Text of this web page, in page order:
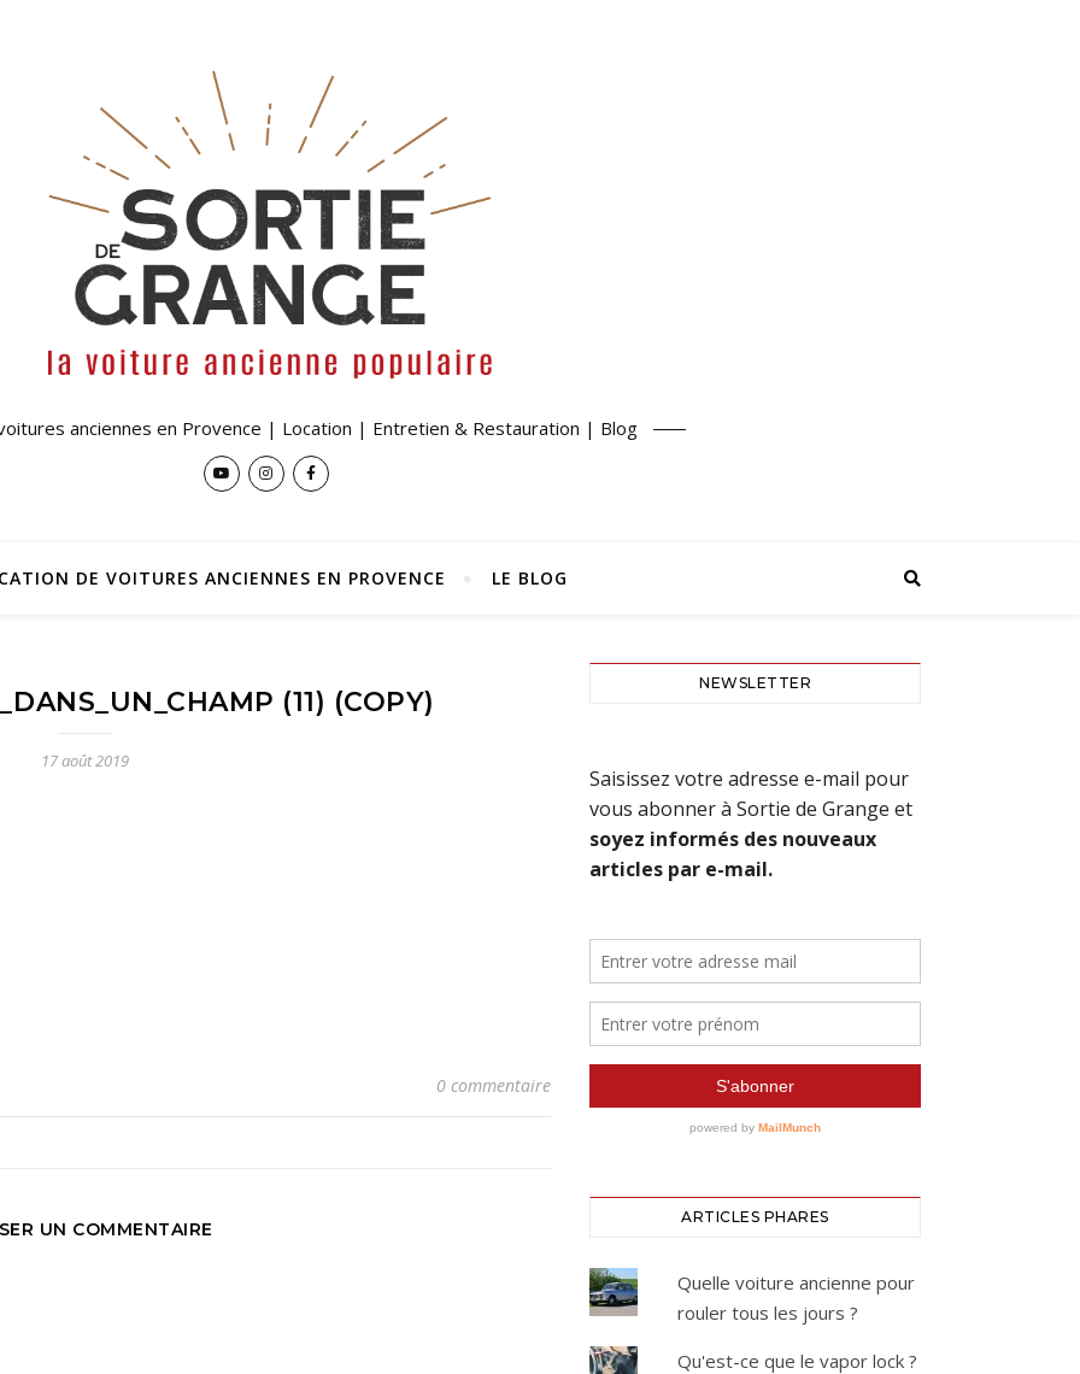
anciennes en Provence | Location | Entretien & Restauration | Blog
DE VOITURES ANCIENNES EN PROVENCE LE BLOG
(11) (COPY)
17 août 2019
0 commentaire
UN COMMENTAIRE
NEWSLETTER
ARTICLES PHARES
Quelle voiture ancienne pour
rouler tous les jours ?
Qu'est-ce que le vapor lock ?